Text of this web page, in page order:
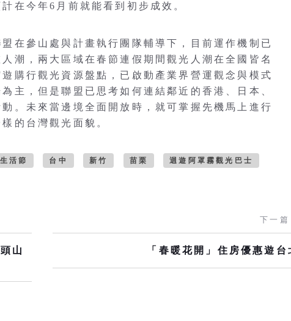
在今年6月前就能看到初步成效。
在參山處與計畫執行團隊輔導下，目前運作機制已
潮，兩大區域在春節連假期間觀光人潮在全國皆名
購行觀光資源盤點，已啟動產業界營運觀念與模式
主，但是聯盟已思考如何連結鄰近的香港、日本、
。未來當邊境全面開放時，就可掌握先機馬上進行
的台灣觀光面貌。
活節 台中 新竹 苗栗 迴遊阿罩霧觀光巴士
山
下一篇
「春暖花開」住房優惠遊台